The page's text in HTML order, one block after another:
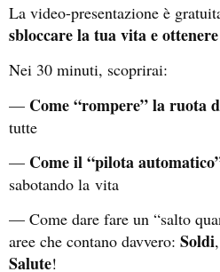
La video-presentazione è
sbloccare la tua vita e
Nei 30 minuti, scoprirai:
— Come “rompere” la ruota
tutte
— Come il “pilota
sabotando la vita
— Come dare fare un “salto
aree che contano davvero: Soldi,
Salute!